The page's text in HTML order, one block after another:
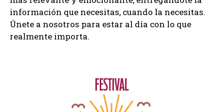
información que necesitas, cuando la necesitas.
Únete a nosotros para estar al día con lo que
realmente importa.